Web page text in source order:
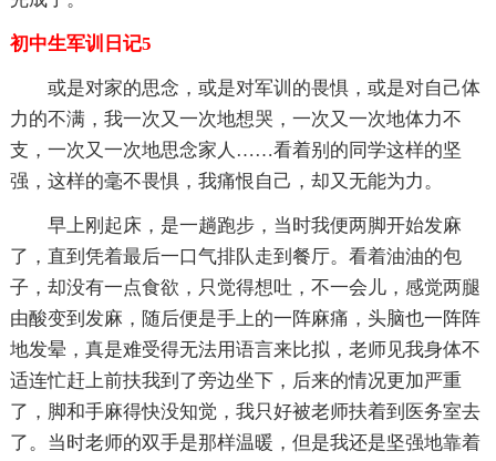
初中生军训日记5
或是对家的思念，或是对军训的畏惧，或是对自己体
力的不满，我一次又一次地想哭，一次又一次地体力不
支，一次又一次地思念家人……看着别的同学这样的坚
强，这样的毫不畏惧，我痛恨自己，却又无能为力。
早上刚起床，是一趟跑步，当时我便两脚开始发麻
了，直到凭着最后一口气排队走到餐厅。看着油油的包
子，却没有一点食欲，只觉得想吐，不一会儿，感觉两腿
由酸变到发麻，随后便是手上的一阵麻痛，头脑也一阵阵
地发晕，真是难受得无法用语言来比拟，老师见我身体不
适连忙赶上前扶我到了旁边坐下，后来的情况更加严重
了，脚和手麻得快没知觉，我只好被老师扶着到医务室去
了。当时老师的双手是那样温暖，但是我还是坚强地靠着